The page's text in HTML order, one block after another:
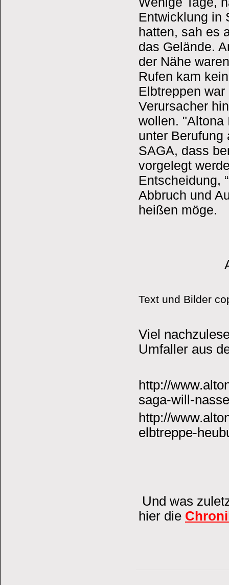
Entwicklung in
hatten, sah es
das Gelände.
der Nähe
Rufen kam
Elbtreppen
Verursacher
wollen. "Altona
unter
SAGA, dass
vorgelegt
Entscheidung,
Abbruch und
heißen möge.
Text und Bilder
Viel
Umfaller aus
http://
saga-will-
http://
elbtreppe-
Und was
hier die